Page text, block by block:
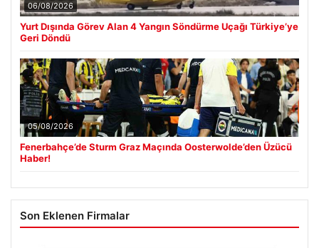
06/08/2026
Yurt Dışında Görev Alan 4 Yangın Söndürme Uçağı Türkiye’ye
Geri Döndü
05/08/2026
Fenerbahçe’de Sturm Graz Maçında Oosterwolde’den Üzücü
Haber!
Son Eklenen Firmalar